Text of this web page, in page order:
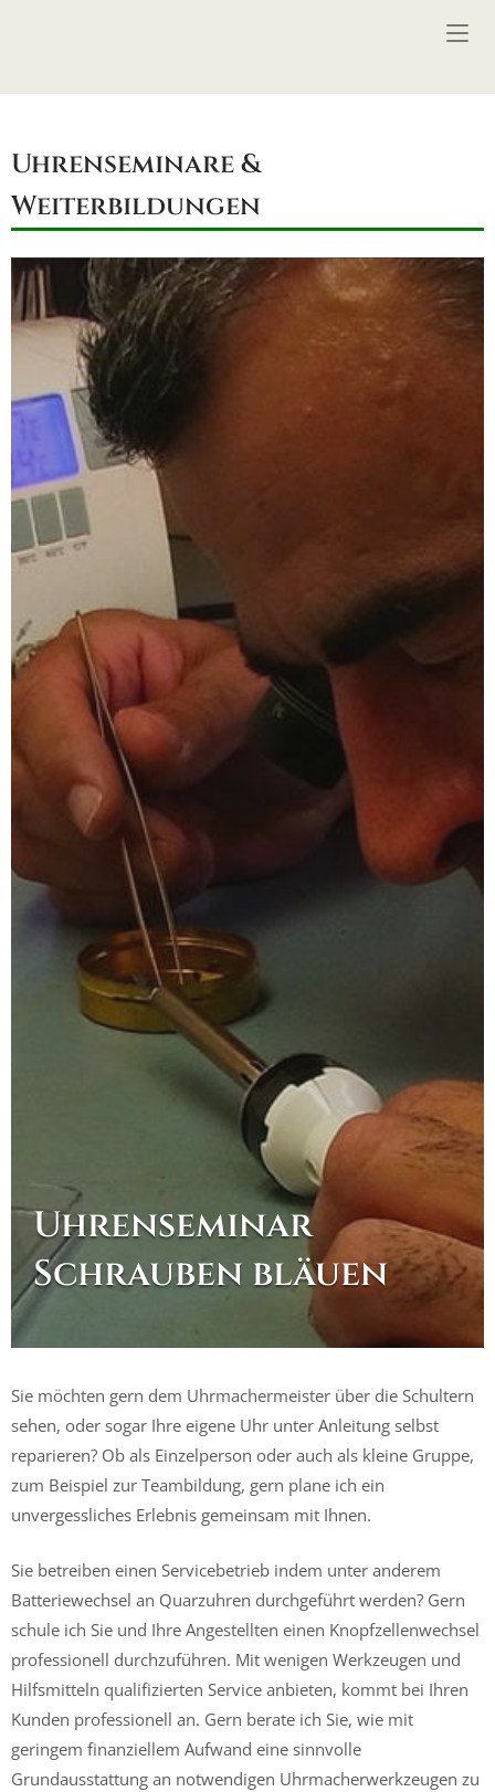
Uhrenseminare &
Weiterbildungen
Uhrenseminar
Schrauben bläuen
Sie möchten gern dem Uhrmachermeister über die Schultern
sehen, oder sogar Ihre eigene Uhr unter Anleitung selbst
reparieren? Ob als Einzelperson oder auch als kleine Gruppe,
zum Beispiel zur Teambildung, gern plane ich ein
unvergessliches Erlebnis gemeinsam mit Ihnen.
Sie betreiben einen Servicebetrieb indem unter anderem
Batteriewechsel an Quarzuhren durchgeführt werden? Gern
schule ich Sie und Ihre Angestellten einen Knopfzellenwechsel
professionell durchzuführen. Mit wenigen Werkzeugen und
Hilfsmitteln qualifizierten Service anbieten, kommt bei Ihren
Kunden professionell an. Gern berate ich Sie, wie mit
geringem finanziellem Aufwand eine sinnvolle
Grundausstattung an notwendigen Uhrmacherwerkzeugen zu